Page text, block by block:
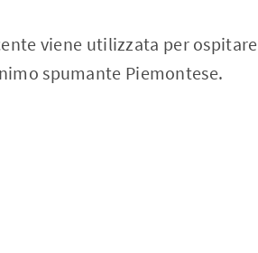
viene utilizzata per ospitare
spumante Piemontese.